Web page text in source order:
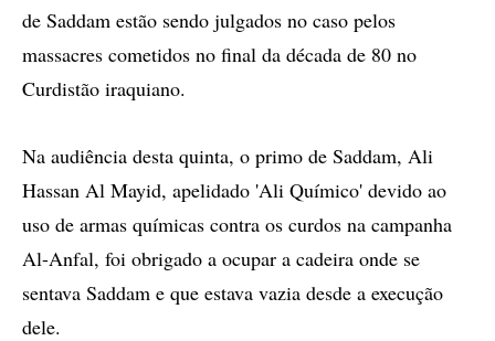
de Saddam estão sendo julgados no caso pelos
massacres cometidos no final da década de 80 no
Curdistão iraquiano.
Na audiência desta quinta, o primo de Saddam, Ali
Hassan Al Mayid, apelidado 'Ali Químico' devido ao
uso de armas químicas contra os curdos na campanha
Al-Anfal, foi obrigado a ocupar a cadeira onde se
sentava Saddam e que estava vazia desde a execução
dele.